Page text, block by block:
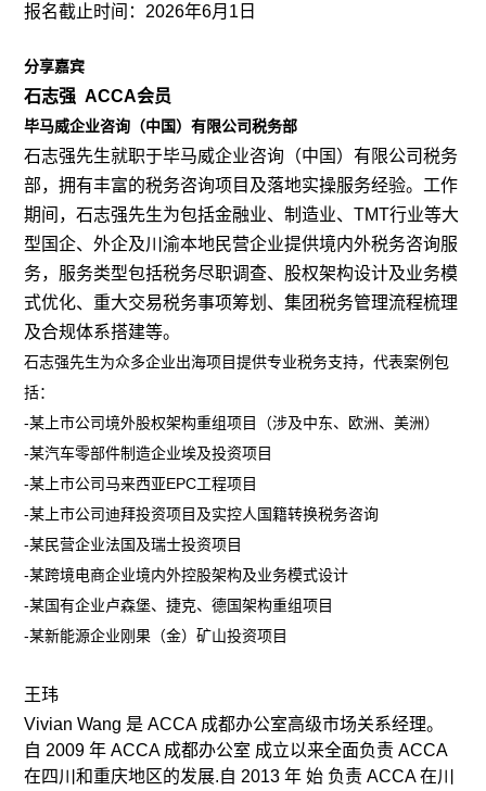
报名截止时间：2026年6月1日
分享嘉宾
石志强 ACCA会员
毕马威企业咨询（中国）有限公司税务部
石志强先生就职于毕马威企业咨询（中国）有限公司税务
部，拥有丰富的税务咨询项目及落地实操服务经验。工作
期间，石志强先生为包括金融业、制造业、TMT行业等大
型国企、外企及川渝本地民营企业提供境内外税务咨询服
务，服务类型包括税务尽职调查、股权架构设计及业务模
式优化、重大交易税务事项筹划、集团税务管理流程梳理
及合规体系搭建等。
石志强先生为众多企业出海项目提供专业税务支持，代表案例包
括：
-某上市公司境外股权架构重组项目（涉及中东、欧洲、美洲）
-某汽车零部件制造企业埃及投资项目
-某上市公司马来西亚EPC工程项目
-某上市公司迪拜投资项目及实控人国籍转换税务咨询
-某民营企业法国及瑞士投资项目
-某跨境电商企业境内外控股架构及业务模式设计
-某国有企业卢森堡、捷克、德国架构重组项目
-某新能源企业刚果（金）矿山投资项目
王玮
Vivian Wang 是 ACCA 成都办公室高级市场关系经理。
自 2009 年 ACCA 成都办公室 成立以来全面负责 ACCA
在四川和重庆地区的发展.自 2013 年 始 负责 ACCA 在川